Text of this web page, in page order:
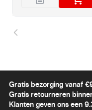
Gratis bezorging vanaf
Gratis retourneren
Klanten geven ons een